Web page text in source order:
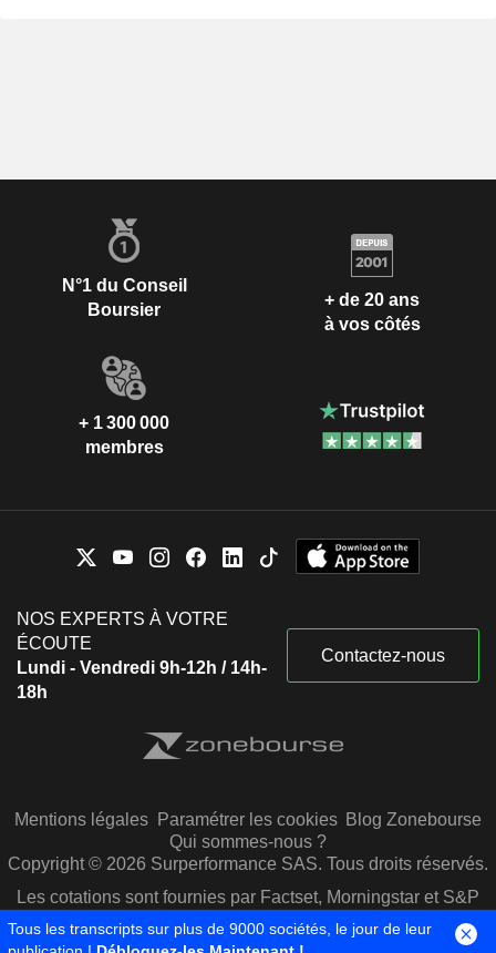
N°1 du Conseil
Boursier
+ de 20 ans
à vos côtés
+ 1 300 000
membres
NOS EXPERTS À VOTRE
ÉCOUTE
Lundi - Vendredi 9h-12h / 14h-
18h
Contactez-nous
Mentions légales Paramétrer les cookies Blog Zonebourse
Qui sommes-nous ?
Copyright © 2026 Surperformance SAS. Tous droits réservés.
Les cotations sont fournies par Factset, Morningstar et S&P
Capital IQ
Tous les transcripts sur plus de 9000 sociétés, le jour de leur